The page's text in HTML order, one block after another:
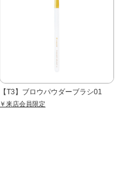
【T3】ブロウパウダーブラシ01
￥来店会員限定